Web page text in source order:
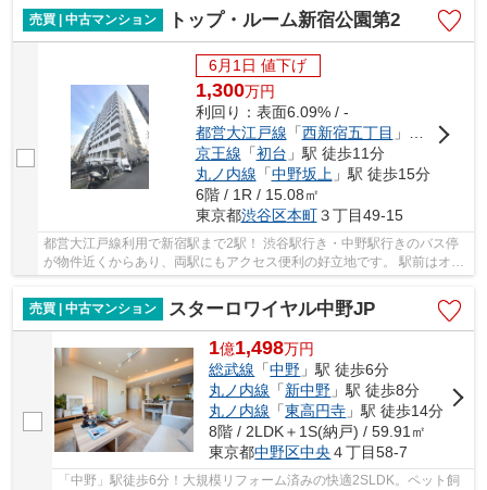
売買 | 中古マンション
トップ・ルーム新宿公園第2
6月1日 値下げ
1,300万円
利回り：表面6.09% / -
都営大江戸線 「西新宿五丁目 」駅 徒歩5分
京王線 「初台 」駅 徒歩11分
丸ノ内線 「中野坂上」駅 徒歩15分
6階 / 1R / 15.08㎡
東京都渋谷区本町３丁目49-15
都営大江戸線利用で新宿駅まで2駅！ 渋谷駅行き・中野駅行きのバス停
が物件近くからあり、両駅にもアクセス便利の好立地です。 駅前はオフ
ィス街、周辺にはマンションが多く建ち並んで...
売買 | 中古マンション
スターロワイヤル中野JP
1億1,498万円
総武線 「中野 」駅 徒歩6分
丸ノ内線 「新中野 」駅 徒歩8分
丸ノ内線 「東高円寺 」駅 徒歩14分
8階 / 2LDK＋1S(納戸) / 59.91㎡
東京都中野区中央 ４丁目58-7
「中野」駅徒歩6分！大規模リフォーム済みの快適2SLDK。ペット飼